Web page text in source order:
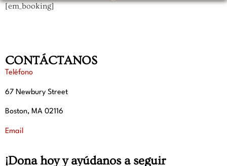
[em_booking]
CONTÁCTANOS
Teléfono
67 Newbury Street
Boston, MA 02116
Email
¡Dona hoy y ayúdanos a seguir